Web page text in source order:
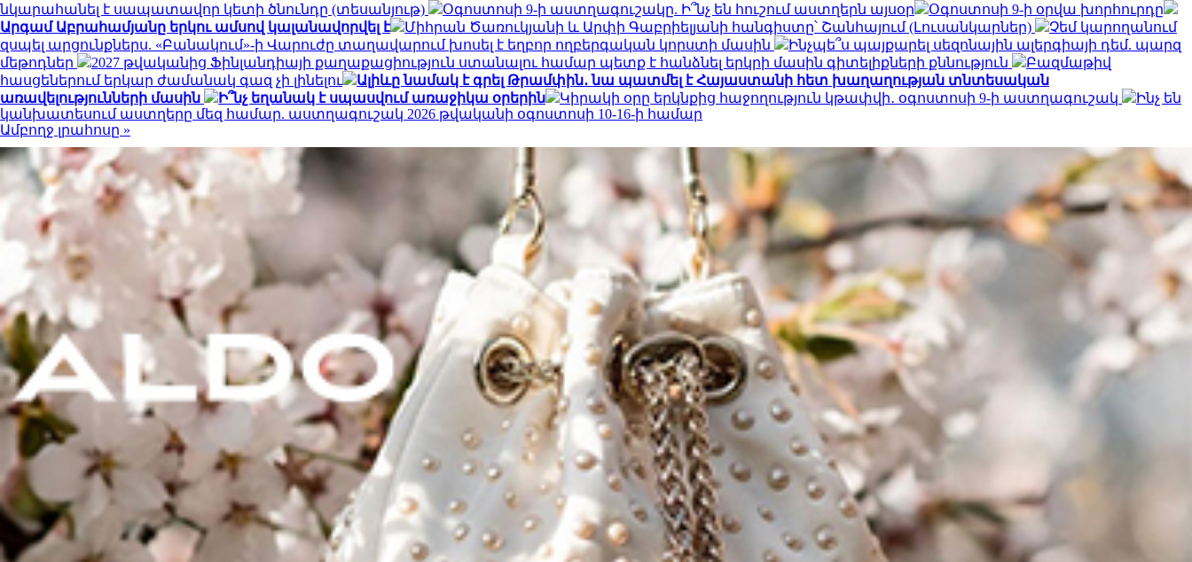
նկարահանել է սապատավոր կետի ծնունդը (տեսանյութ)
Օգոստոսի 9-ի աստղագուշակը. Ի՞նչ են հուշում աստղերն այսօր
Օգոստոսի 9-ի օրվա խորհուրդը
Արգամ Աբրահամյանը երկու ամսով կալանավորվել է
Միհրան Ծառուկյանի և Արփի Գաբրիելյանի հանգիստը՝ Շանհայում (Լուսանկարներ)
Չեմ կարողանում
զսպել արցունքներս. «Բանակում»-ի Վարուժը տաղավարում խոսել է եղբոր ողբերգական կորստի մասին
Ինչպե՞ս պայքարել սեզոնային ալերգիայի դեմ. պարզ
մեթոդներ
2027 թվականից Ֆինլանդիայի քաղաքացիություն ստանալու համար պետք է հանձնել երկրի մասին գիտելիքների քննություն
Բազմաթիվ
հասցեներում երկար ժամանակ գազ չի լինելու
Ալիևը նամակ է գրել Թրամփին․ նա պատմել է Հայաստանի հետ խաղաղության տնտեսական
առավելությունների մասին
Ի՞նչ եղանակ է սպասվում առաջիկա օրերին Կիրակի օրը երկնքից հաջողություն կթափվի․ օգոստոսի 9-ի աստղագուշակ
Ինչ են
կանխատեսում աստղերը մեզ համար. աստղագուշակ 2026 թվականի օգոստոսի 10-16-ի համար
Ամբողջ լրահոսը »